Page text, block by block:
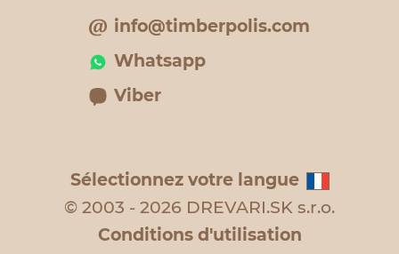
info@timberpolis.com
Whatsapp
Viber
Sélectionnez votre langue
© 2003 - 2026 DREVARI.SK s.r.o.
Conditions d'utilisation